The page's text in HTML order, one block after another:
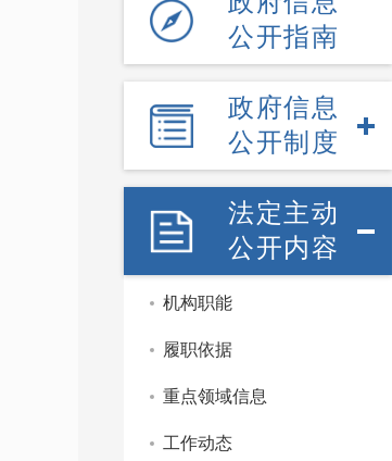
公开指南
政府信息
公开制度
法定主动
公开内容
机构职能
履职依据
重点领域信息
工作动态